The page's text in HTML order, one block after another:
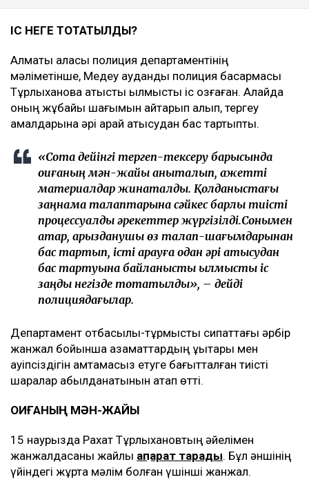
ІС НЕГЕ ТОҚТАТЫЛДЫ?
Алматы қаласы полиция департаментінің
мәліметінше, Медеу аудандық полиция басқармасы
Тұрлыхановқа қатысты қылмыстық іс қозғаған. Алайда
оның жұбайы шағымын қайтарып алып, тергеу
амалдарына әрі қарай қатысудан бас тартыпты.
«Сотқа дейінгі тергеп-тексеру барысында
оқиғаның мән-жайы анықталып, қажетті
материалдар жинақталды. Қолданыстағы
заңнама талаптарына сәйкес барлық тиісті
процессуалдық әрекеттер жүргізілді.Сонымен
қатар, арызданушы өз талап-шағымдарынан
бас тартып, істі қарауға одан әрі қатысудан
бас тартуына байланысты қылмыстық іс
заңды негізде тоқтатылды», – дейді
полициядағылар.
Департамент отбасылық-тұрмыстық сипаттағы әрбір
жанжал бойынша азаматтардың құқықтары мен
қауіпсіздігін қамтамасыз етуге бағытталған тиісті
шаралар қабылданатынын атап өтті.
ОҚИҒАНЫҢ МӘН-ЖАЙЫ
15 наурызда Рахат Тұрлыхановтың әйелімен
жанжалдасқаны жайлы ақпарат тарады. Бұл әншінің
үйіндегі жұртқа мәлім болған үшінші жанжал.